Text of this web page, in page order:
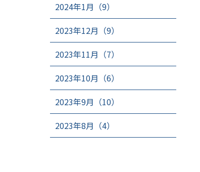
2024年1月（9）
2023年12月（9）
2023年11月（7）
2023年10月（6）
2023年9月（10）
2023年8月（4）